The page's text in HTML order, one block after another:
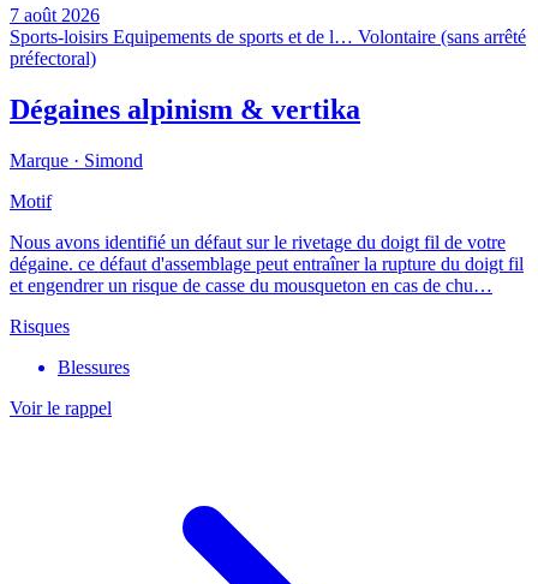
7 août 2026
Sports-loisirs Equipements de sports et de l… Volontaire (sans arrêté
préfectoral)
Dégaines alpinism & vertika
Marque · Simond
Motif
Nous avons identifié un défaut sur le rivetage du doigt fil de votre
dégaine. ce défaut d'assemblage peut entraîner la rupture du doigt fil
et engendrer un risque de casse du mousqueton en cas de chu…
Risques
Blessures
Voir le rappel